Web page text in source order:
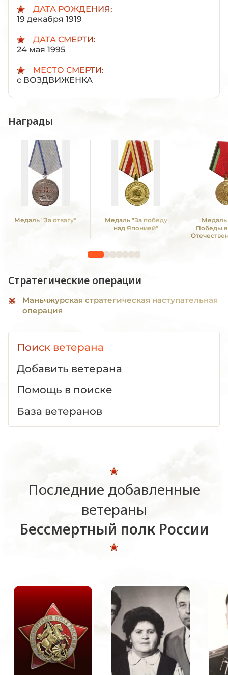
ДАТА РОЖДЕНИЯ:
19 декабря 1919
ДАТА СМЕРТИ:
24 мая 1995
МЕСТО СМЕРТИ:
с ВОЗДВИЖЕНКА
Награды
Медаль "За отвагу"
Медаль "За победу
над Японией"
Медаль
Победы
Стратегические операции
Маньчжурская стратегическая наступательная
операция
Поиск ветерана
Добавить ветерана
Помощь в поиске
База ветеранов
Последние добавленные
ветераны
Бессмертный полк России